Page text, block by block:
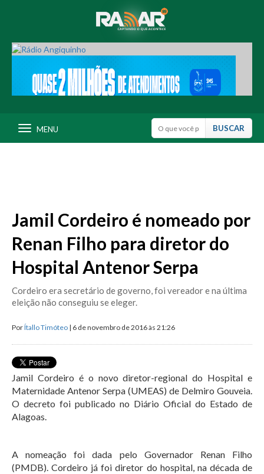
MENU
Jamil Cordeiro é nomeado por
Renan Filho para diretor do
Hospital Antenor Serpa
Cordeiro era secretário de governo, foi vereador e na última
eleição não conseguiu se eleger.
PorÍtallo Timóteo | 6 de novembro de 2016 às 21:26
Jamil Cordeiro é o novo diretor-regional do Hospital e
Maternidade Antenor Serpa (UMEAS) de Delmiro Gouveia.
O decreto foi publicado no Diário Oficial do Estado de
Alagoas.
A nomeação foi dada pelo Governador Renan Filho
(PMDB). Cordeiro já foi diretor do hospital, na década de